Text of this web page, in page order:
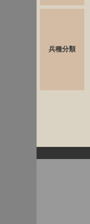
兵種分類